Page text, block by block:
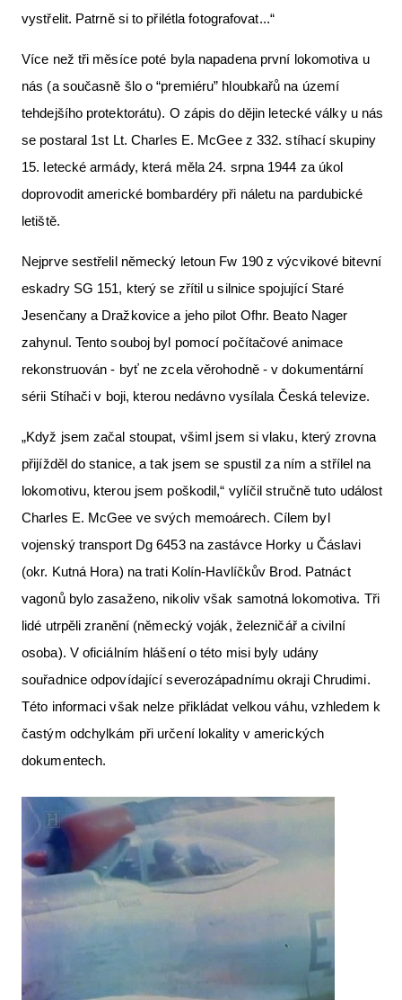
vystřelit. Patrně si to přilétla fotografovat...“
Více než tři měsíce poté byla napadena první lokomotiva u
nás (a současně šlo o “premiéru” hloubkařů na území
tehdejšího protektorátu). O zápis do dějin letecké války u nás
se postaral 1st Lt. Charles E. McGee z 332. stíhací skupiny
15. letecké armády, která měla 24. srpna 1944 za úkol
doprovodit americké bombardéry při náletu na pardubické
letiště.
Nejprve sestřelil německý letoun Fw 190 z výcvikové bitevní
eskadry SG 151, který se zřítil u silnice spojující Staré
Jesenčany a Dražkovice a jeho pilot Ofhr. Beato Nager
zahynul. Tento souboj byl pomocí počítačové animace
rekonstruován - byť ne zcela věrohodně - v dokumentární
sérii Stíhači v boji, kterou nedávno vysílala Česká televize.
„Když jsem začal stoupat, všiml jsem si vlaku, který zrovna
přijížděl do stanice, a tak jsem se spustil za ním a střílel na
lokomotivu, kterou jsem poškodil,“ vylíčil stručně tuto událost
Charles E. McGee ve svých memoárech. Cílem byl
vojenský transport Dg 6453 na zastávce Horky u Čáslavi
(okr. Kutná Hora) na trati Kolín-Havlíčkův Brod. Patnáct
vagonů bylo zasaženo, nikoliv však samotná lokomotiva. Tři
lidé utrpěli zranění (německý voják, železničář a civilní
osoba). V oficiálním hlášení o této misi byly udány
souřadnice odpovídající severozápadnímu okraji Chrudimi.
Této informaci však nelze přikládat velkou váhu, vzhledem k
častým odchylkám při určení lokality v amerických
dokumentech.